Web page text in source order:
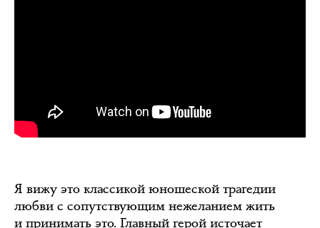
Я вижу это классикой юношеской трагедии
любви с сопутствующим нежеланием жить
и принимать это. Главный герой источает